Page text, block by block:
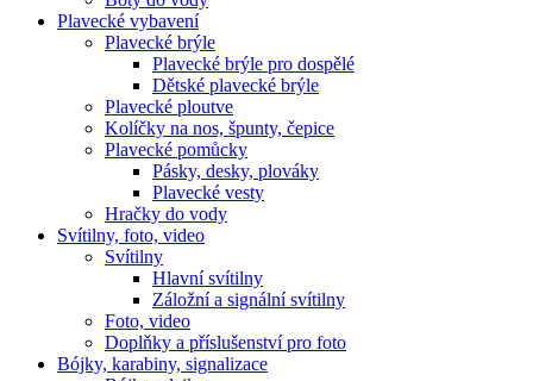
Plavecké vybavení
Plavecké brýle
Plavecké brýle pro dospělé
Dětské plavecké brýle
Plavecké ploutve
Kolíčky na nos, špunty, čepice
Plavecké pomůcky
Pásky, desky, plováky
Plavecké vesty
Hračky do vody
Svítilny, foto, video
Svítilny
Hlavní svítilny
Záložní a signální svítilny
Foto, video
Doplňky a příslušenství pro foto
Bójky, karabiny, signalizace